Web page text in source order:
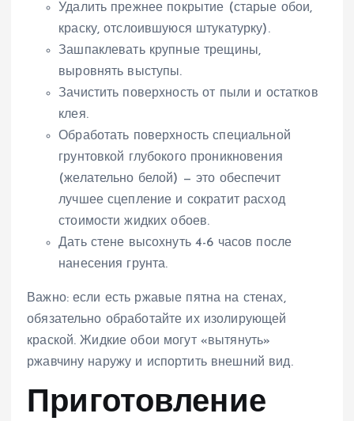
Удалить прежнее покрытие (старые обои,
краску, отслоившуюся штукатурку).
Зашпаклевать крупные трещины,
выровнять выступы.
Зачистить поверхность от пыли и остатков
клея.
Обработать поверхность специальной
грунтовкой глубокого проникновения
(желательно белой) — это обеспечит
лучшее сцепление и сократит расход
стоимости жидких обоев.
Дать стене высохнуть 4-6 часов после
нанесения грунта.
Важно: если есть ржавые пятна на стенах,
обязательно обработайте их изолирующей
краской. Жидкие обои могут «вытянуть»
ржавчину наружу и испортить внешний вид.
Приготовление